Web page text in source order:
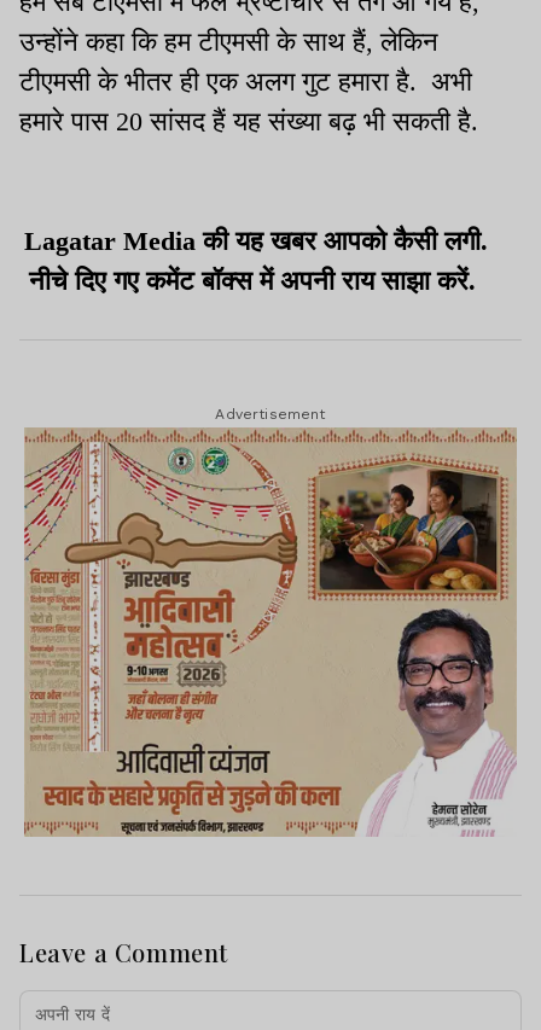
उन्होंने कहा कि हम टीएमसी के साथ हैं, लेकिन
टीएमसी के भीतर ही एक अलग गुट हमारा है. अभी
हमारे पास 20 सांसद हैं यह संख्या बढ़ भी सकती है.
Lagatar Media की यह खबर आपको कैसी लगी.
नीचे दिए गए कमेंट बॉक्स में अपनी राय साझा करें.
Advertisement
Leave a Comment